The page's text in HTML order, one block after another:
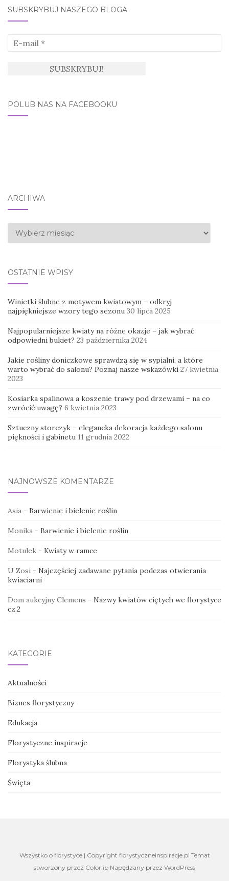
SUBSKRYBUJ NASZEGO BLOGA
POLUB NAS NA FACEBOOKU
ARCHIWA
Archiwa
OSTATNIE WPISY
Winietki ślubne z motywem kwiatowym – odkryj
najpiękniejsze wzory tego sezonu 30 lipca 2025
Najpopularniejsze kwiaty na różne okazje – jak wybrać
odpowiedni bukiet? 23 października 2024
Jakie rośliny doniczkowe sprawdzą się w sypialni, a które
warto wybrać do salonu? Poznaj nasze wskazówki 27 kwietnia
2023
Kosiarka spalinowa a koszenie trawy pod drzewami – na co
zwrócić uwagę? 6 kwietnia 2023
Sztuczny storczyk – elegancka dekoracja każdego salonu
piękności i gabinetu 11 grudnia 2022
NAJNOWSZE KOMENTARZE
Asia - Barwienie i bielenie roślin
Monika - Barwienie i bielenie roślin
Motulek - Kwiaty w ramce
U Zosi - Najczęściej zadawane pytania podczas otwierania
kwiaciarni
Dom aukcyjny Clemens - Nazwy kwiatów ciętych we florystyce
cz.2
KATEGORIE
Aktualności
Biznes florystyczny
Edukacja
Florystyczne inspiracje
Florystyka ślubna
Święta
Wszystko o florystyce | Copyright florystyczneinspiracje.pl Temat
stworzony przez Colorlib Napędzany przez WordPress